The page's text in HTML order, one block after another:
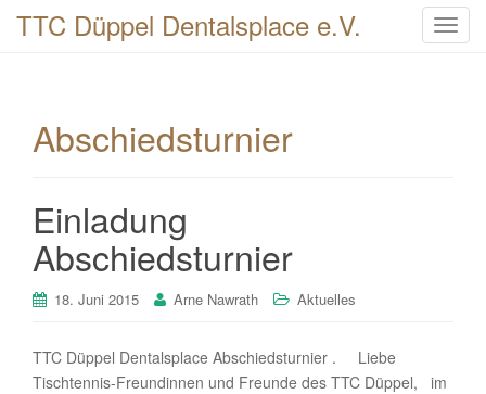
T
o
TTC Düppel Dentalsplace e.V.
Abschiedsturnier
Einladung
Abschiedsturnier
18. Juni 2015 Arne Nawrath Aktuelles
TTC Düppel Dentalsplace Abschiedsturnier . Liebe
Tischtennis-Freundinnen und Freunde des TTC Düppel, im